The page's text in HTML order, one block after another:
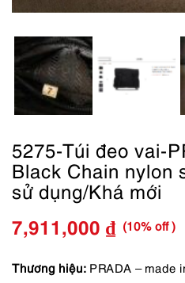
5275-Túi đeo vai-
Black Chain nylon
sử dụng/Khá mới
Giá
gốc
7,911,000 ₫
Giá
hiện
(10% off )
Thương hiệu: PRADA – made